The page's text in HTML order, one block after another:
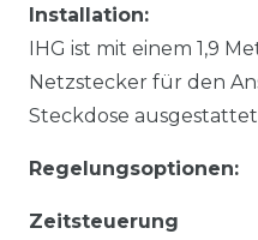
Installation:
IHG ist mit einem 1,9
Netzstecker für den
Steckdose
Regelungsoptionen:
Zeitsteuerung